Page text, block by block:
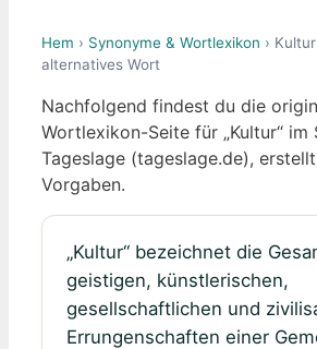
Hem › Synonyme & Wortlexikon ›
alternatives Wort
Nachfolgend findest du die
Wortlexikon-Seite für „Kultur“ im
Tageslage (tageslage.de),
Vorgaben.
„Kultur“ bezeichnet die
geistigen, künstlerischen,
gesellschaftlichen und
Errungenschaften einer